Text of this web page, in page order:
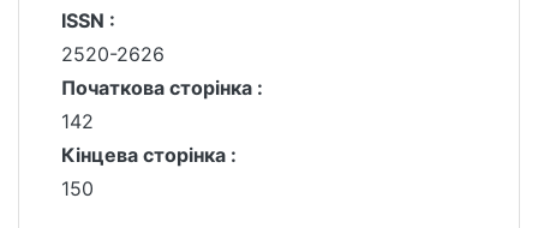
ISSN :
2520-2626
Початкова сторінка :
142
Кінцева сторінка :
150